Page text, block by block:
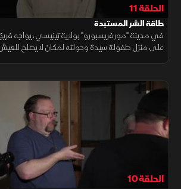
الحلقة 11
طاقة الشر المستبدة
في مدينة "مورفريسبورو" بولاية تينيسي، يواجه
على منزل طفولة سيدة وحولته لمكان لا يصلح
الحلقة 10